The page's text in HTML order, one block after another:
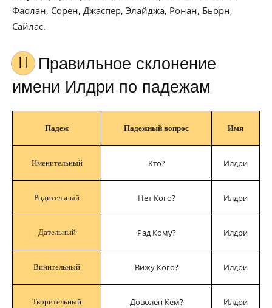
Фаолан, Сорен, Джаспер, Элайджа, Ронан, Бьорн,
Сайлас.
Правильное склонение
имени Илдри по падежам
Падеж Падежный вопрос Имя
Именительный Кто? Илдри
Родительный Нет Кого? Илдри
Дательный Рад Кому? Илдри
Винительный Вижу Кого? Илдри
Творительный Доволен Кем? Илдри